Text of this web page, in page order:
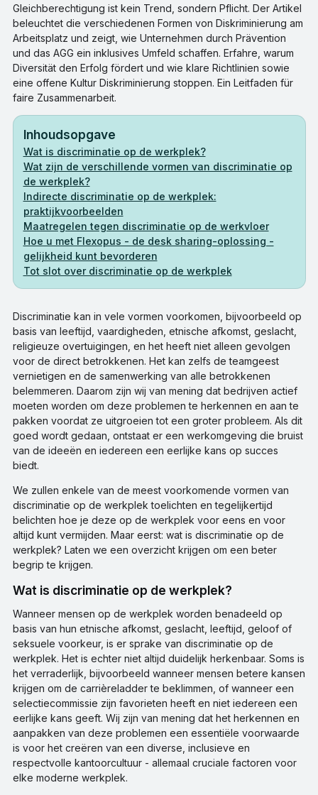
Gleichberechtigung ist kein Trend, sondern Pflicht. Der Artikel
beleuchtet die verschiedenen Formen von Diskriminierung am
Arbeitsplatz und zeigt, wie Unternehmen durch Prävention
und das AGG ein inklusives Umfeld schaffen. Erfahre, warum
Diversität den Erfolg fördert und wie klare Richtlinien sowie
eine offene Kultur Diskriminierung stoppen. Ein Leitfaden für
faire Zusammenarbeit.
Inhoudsopgave
Wat is discriminatie op de werkplek?
Wat zijn de verschillende vormen van discriminatie op
de werkplek?
Indirecte discriminatie op de werkplek:
praktijkvoorbeelden
Maatregelen tegen discriminatie op de werkvloer
Hoe u met Flexopus - de desk sharing-oplossing -
gelijkheid kunt bevorderen
Tot slot over discriminatie op de werkplek
Discriminatie kan in vele vormen voorkomen, bijvoorbeeld op
basis van leeftijd, vaardigheden, etnische afkomst, geslacht,
religieuze overtuigingen, en het heeft niet alleen gevolgen
voor de direct betrokkenen. Het kan zelfs de teamgeest
vernietigen en de samenwerking van alle betrokkenen
belemmeren. Daarom zijn wij van mening dat bedrijven actief
moeten worden om deze problemen te herkennen en aan te
pakken voordat ze uitgroeien tot een groter probleem. Als dit
goed wordt gedaan, ontstaat er een werkomgeving die bruist
van de ideeën en iedereen een eerlijke kans op succes
biedt.
We zullen enkele van de meest voorkomende vormen van
discriminatie op de werkplek toelichten en tegelijkertijd
belichten hoe je deze op de werkplek voor eens en voor
altijd kunt vermijden. Maar eerst: wat is discriminatie op de
werkplek? Laten we een overzicht krijgen om een beter
begrip te krijgen.
Wat is discriminatie op de werkplek?
Wanneer mensen op de werkplek worden benadeeld op
basis van hun etnische afkomst, geslacht, leeftijd, geloof of
seksuele voorkeur, is er sprake van discriminatie op de
werkplek. Het is echter niet altijd duidelijk herkenbaar. Soms is
het verraderlijk, bijvoorbeeld wanneer mensen betere kansen
krijgen om de carrièreladder te beklimmen, of wanneer een
selectiecommissie zijn favorieten heeft en niet iedereen een
eerlijke kans geeft. Wij zijn van mening dat het herkennen en
aanpakken van deze problemen een essentiële voorwaarde
is voor het creëren van een diverse, inclusieve en
respectvolle kantoorcultuur - allemaal cruciale factoren voor
elke moderne werkplek.